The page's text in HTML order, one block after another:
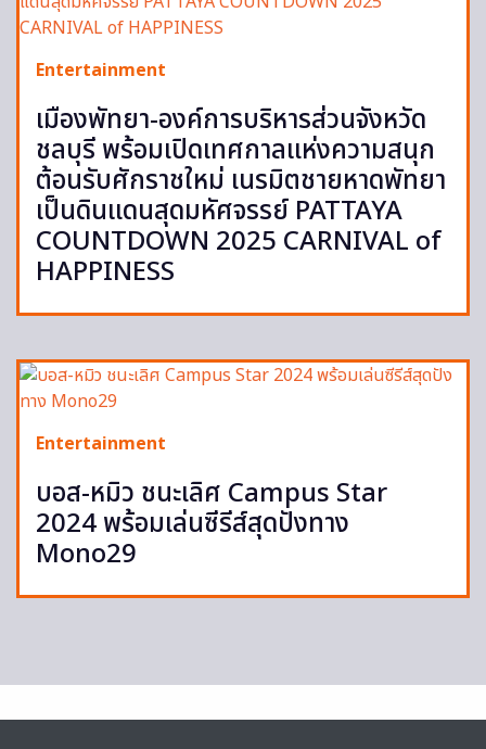
Entertainment
เมืองพัทยา-องค์การบริหารส่วนจังหวัด
ชลบุรี พร้อมเปิดเทศกาลแห่งความสนุก
ต้อนรับศักราชใหม่ เนรมิตชายหาดพัทยา
เป็นดินแดนสุดมหัศจรรย์ PATTAYA
COUNTDOWN 2025 CARNIVAL of
HAPPINESS
Entertainment
บอส-หมิว ชนะเลิศ Campus Star
2024 พร้อมเล่นซีรีส์สุดปังทาง
Mono29